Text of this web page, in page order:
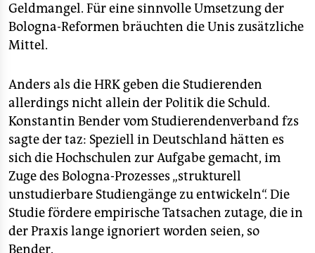
Geldmangel. Für eine sinnvolle Umsetzung der
Bologna-Reformen bräuchten die Unis zusätzliche
Mittel.
Anders als die HRK geben die Studierenden
allerdings nicht allein der Politik die Schuld.
Konstantin Bender vom Studierendenverband fzs
sagte der taz: Speziell in Deutschland hätten es
sich die Hochschulen zur Aufgabe gemacht, im
Zuge des Bologna-Prozesses „strukturell
unstudierbare Studiengänge zu entwickeln“. Die
Studie fördere empirische Tatsachen zutage, die in
der Praxis lange ignoriert worden seien, so
Bender.